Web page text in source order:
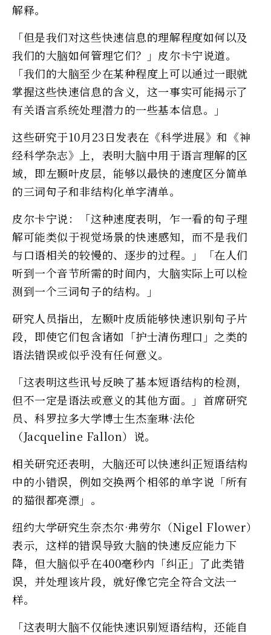
解释。
「但是我们对这些快速信息的理解程度如何以及
我们的大脑如何管理它们？」皮尔卡宁说道。
「我们的大脑至少在某种程度上可以通过一眼就
掌握这些快速信息的含义，这一事实可能揭示了
有关语言系统处理潜力的一些基本信息。」
这些研究于10月23日发表在《科学进展》和《神
经科学杂志》上，表明大脑中用于语言理解的区
域，即左颞叶皮层，能够以最快的速度区分简单
的三词句子和非结构化单字清单。
皮尔卡宁说：「这种速度表明，乍一看的句子理
解可能类似于视觉场景的快速感知，而不是我们
与口语相关的较慢的、逐步的过程。」「在人们
听到一个音节所需的时间内，大脑实际上可以检
测到一个三词句子的结构。」
研究人员指出，左颞叶皮质能够快速识别句子片
段，即使它们包含诸如「护士清伤理口」之类的
语法错误或似乎没有任何意义。
「这表明这些讯号反映了基本短语结构的检测，
但不一定是语法或意义的其他方面。」首席研究
员、科罗拉多大学博士生杰奎琳·法伦
（Jacqueline Fallon）说。
相关研究还表明，大脑还可以快速纠正短语结构
中的小错误，例如交换两个相邻的单字说「所有
的猫很都亮漂」。
纽约大学研究生奈杰尔·弗劳尔（Nigel Flower）
表示，这样的错误导致大脑的快速反应能力下
降，但大脑似乎在400毫秒内「纠正」了此类错
误，并处理该片段，就好像它完全符合文法一
样。
「这表明大脑不仅能快速识别短语结构，还能自